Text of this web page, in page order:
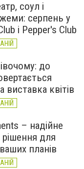
соул і
серпень у
і Pepper's Club
до
виставка квітів
– надійне
рішення для
ваших планів